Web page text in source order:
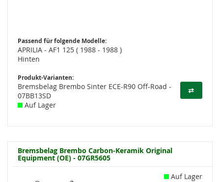
Passend für folgende Modelle:
APRILIA - AF1 125 ( 1988 - 1988 )
Hinten
Produkt-Varianten:
⇄
Bremsbelag Brembo Sinter ECE-R90 Off-Road -
07BB13SD
Auf Lager
Bremsbelag Brembo Carbon-Keramik Original
Equipment (OE) - 07GR5605
Auf Lager